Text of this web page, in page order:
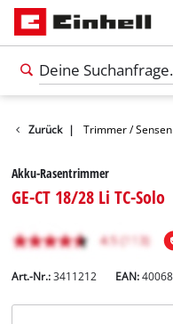
Zurück |
Garten Trimmer / Sensen
Akku-Rasentrimmer
GE-CT 18/28 Li TC-Solo
Art.-Nr.: 3411212 EAN: